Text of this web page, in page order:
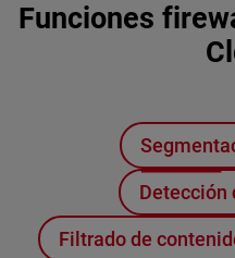
Funciones
Detección
Filtrado de